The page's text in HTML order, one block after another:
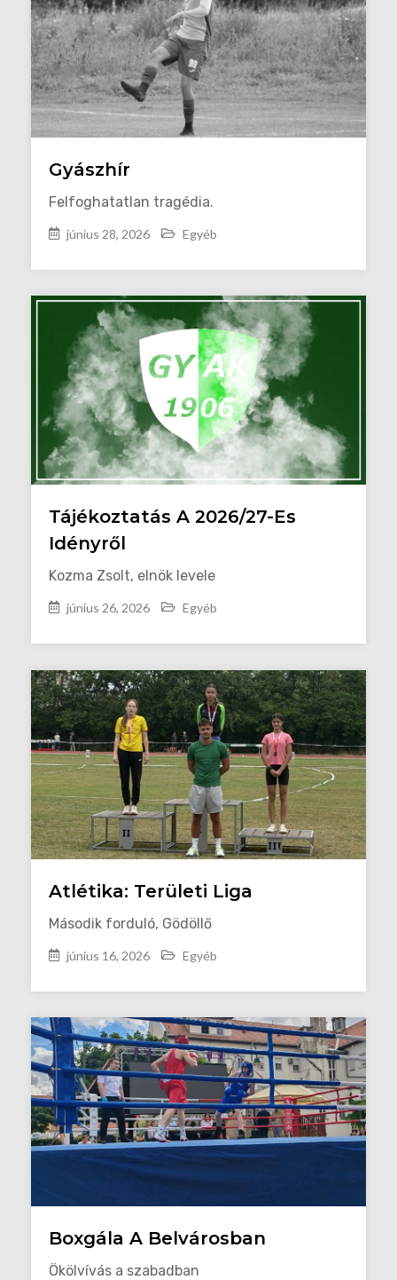
Gyászhír
Felfoghatatlan tragédia.
június 28, 2026 Egyéb
Tájékoztatás A 2026/27-Es
Idényről
Kozma Zsolt, elnök levele
június 26, 2026 Egyéb
Atlétika: Területi Liga
Második forduló, Gödöllő
június 16, 2026 Egyéb
Boxgála A Belvárosban
Ökölvívás a szabadban